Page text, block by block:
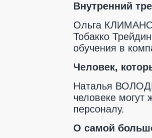
Внутренний
Ольга
Тобакко
обучения в
Человек,
Наталья
человеке могут
персоналу.
О самой